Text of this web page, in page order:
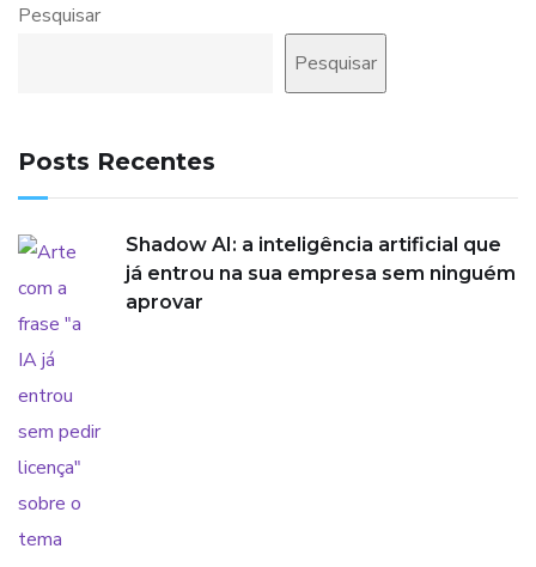
Pesquisar
Pesquisar
Posts Recentes
Shadow AI: a inteligência artificial que
já entrou na sua empresa sem ninguém
aprovar